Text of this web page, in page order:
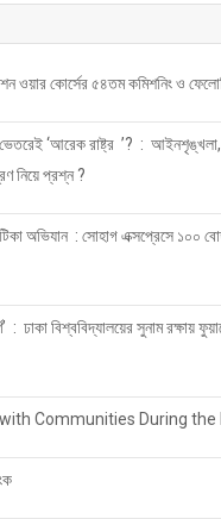
ওয়ার কোর্সের ৫৪তম কমিশনিং ও
ভেতরেই ‘আরেক রাষ্ট্র ’? :
নিয়ে প্রশ্ন ?
অভিযান : সোহাগ এক্সপ্রেসে ১০০
: ঢাকা বিশ্ববিদ্যালয়ের সুনাম রক্ষায়
Communities During the